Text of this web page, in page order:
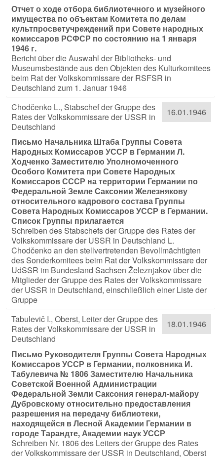
Отчет о ходе отбора библиотечного и музейного
имущества по объектам Комитета по делам
культпросветучреждений при Совете народных
комиссаров РСФСР по состоянию на 1 января
1946 г.
Bericht über die Auswahl der Bibliotheks- und
Museumsbestände aus den Objekten des Kulturkomitees
beim Rat der Volkskommissare der RSFSR in
Deutschland zum 1. Januar 1946
16.01.1946
Chodčenko L., Stabschef der Gruppe des
Rates der Volkskommissare der USSR in
Deutschland
Письмо Начальника Штаба Группы Совета
Народных Комиссаров УССР в Германии Л.
Ходченко Заместителю Уполномоченного
Особого Комитета при Совете Народных
Комиссаров СССР на территории Германии по
Федеральной Земле Саксонии Железнякову
относительного кадрового состава Группы
Совета Народных Комиссаров УССР в Германии.
Список Группы прилагается
Schreiben des Stabschefs der Gruppe des Rates der
Volkskommissare der USSR in Deutschland L.
Chodčenko an den stellvertretenden Bevollmächtigten
des Sonderkomitees beim Rat der Volkskommissare der
UdSSR im Bundesland Sachsen Železnjakov über die
Mitglieder der Gruppe des Rates der Volkskommissare
der USSR in Deutschland, einschließlich einer Liste der
Gruppe
18.01.1946
Tabulevič I., Oberst, Leiter der Gruppe des
Rates der Volkskommissare der USSR in
Deutschland
Письмо Руководителя Группы Совета Народных
Комиссаров УССР в Германии, полковника И.
Табулевича № 1806 Заместителю Начальника
Советской Военной Администрации
Федеральной Земли Саксония генерал-майору
Дубровскому относительно предоставления
разрешения на передачу библиотеки,
находящейся в Лесной Академии Германии в
городе Тарандте, Академии наук УССР
Schreiben Nr. 1806 des Leiters der Gruppe des Rates
der Volkskommissare der USSR in Deutschland, Oberst